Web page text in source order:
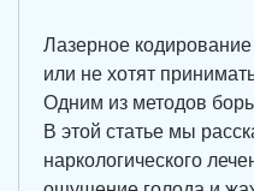
Лазерное
или не хотят
Одним из методов
В этой статье мы
наркологического